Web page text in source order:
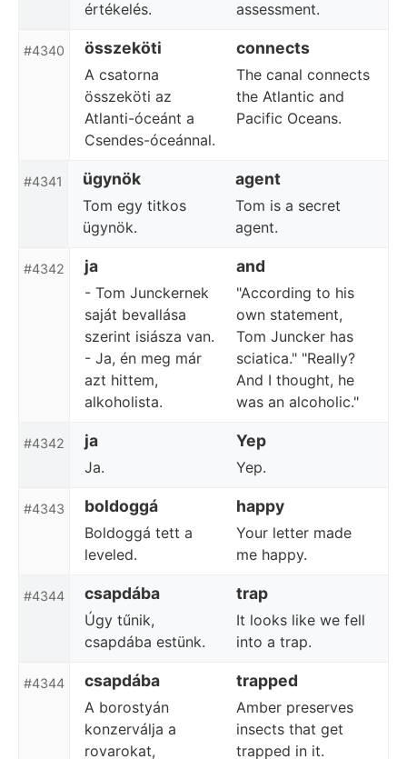
értékelés.
assessment.
#4340 összeköti connects
A csatorna
összeköti az
Atlanti-óceánt a
Csendes-óceánnal.
The canal connects
the Atlantic and
Pacific Oceans.
#4341 ügynök agent
Tom egy titkos
ügynök.
Tom is a secret
agent.
#4342 ja and
- Tom Junckernek
saját bevallása
szerint isiásza van.
- Ja, én meg már
azt hittem,
alkoholista.
"According to his
own statement,
Tom Juncker has
sciatica." "Really?
And I thought, he
was an alcoholic."
#4342 ja Yep
Ja. Yep.
#4343 boldoggá happy
Boldoggá tett a
leveled.
Your letter made
me happy.
#4344 csapdába trap
Úgy tűnik,
csapdába estünk.
It looks like we fell
into a trap.
#4344 csapdába trapped
A borostyán
konzerválja a
rovarokat,
Amber preserves
insects that get
trapped in it.